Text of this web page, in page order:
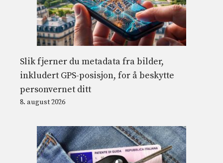
Slik fjerner du metadata fra bilder,
inkludert GPS-posisjon, for å beskytte
personvernet ditt
8. august 2026